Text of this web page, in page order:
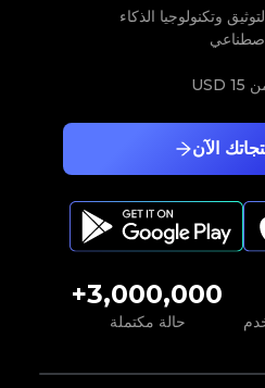
3,000,000+
حالة مكتملة
الآن
وتكنولوجيا الذكاء
15 USD